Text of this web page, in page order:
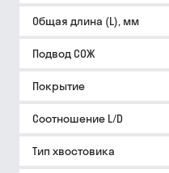
Общая длина (L), мм
Подвод СОЖ
Покрытие
Соотношение L/D
Тип хвостовика